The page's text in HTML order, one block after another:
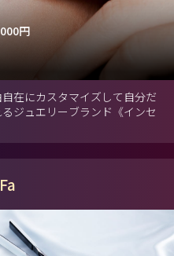
円
在にカスタマイズして自分だ
ジュエリーブランド《インセ